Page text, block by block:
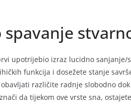
spavanje
upotrijebio izraz lucidno sanjanje/
funkcija i dosežete stanje
različite radnje slobodno
da tijekom ove vrste sna,